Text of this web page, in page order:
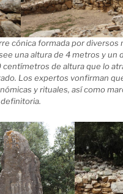
cónica formada por diversos
una altura de 4 metros y un
de altura que lo
Los expertos vonfirman
y rituales, así como
definitoria.